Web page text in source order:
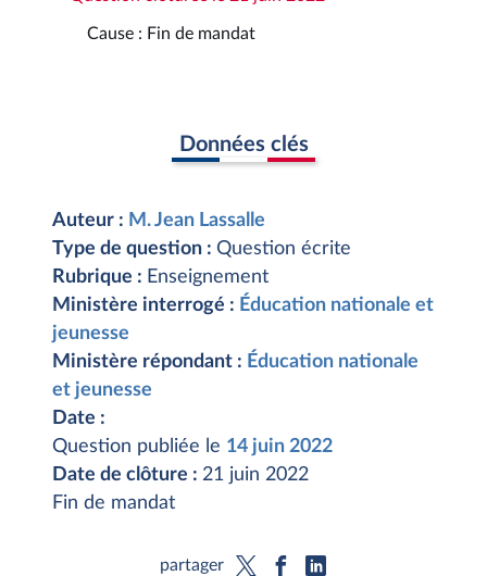
Cause : Fin de mandat
Données clés
Auteur : M. Jean Lassalle
Type de question : Question écrite
Rubrique : Enseignement
Ministère interrogé : Éducation nationale et
jeunesse
Ministère répondant : Éducation nationale
et jeunesse
Date :
Question publiée le 14 juin 2022
Date de clôture : 21 juin 2022
Fin de mandat
partager